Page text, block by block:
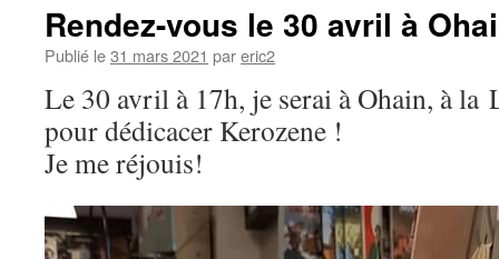
Rendez-vous le 30 avril à
Publié le31 mars 2021 pareric2
Le 30 avril à 17h, je serai à Ohain, à
pour dédicacer Kerozene !
Je me réjouis!